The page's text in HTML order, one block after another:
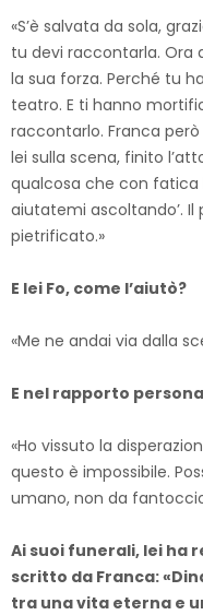
«S’è salvata da sola,
tu devi raccontarla. Ora
la sua forza. Perché tu
teatro. E ti hanno
raccontarlo. Franca
lei sulla scena, finito
qualcosa che con fatica
aiutatemi ascoltando’.
pietrificato.»
E lei Fo, come l’aiutò?
«Me ne andai via dalla
E nel rapporto
«Ho vissuto la
questo è impossibile.
umano, non da
Ai suoi funerali, lei ha
scritto da Franca:
tra una vita eterna e